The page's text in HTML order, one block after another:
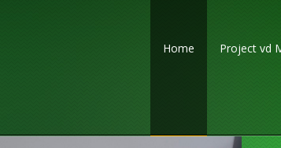
Home Project vd